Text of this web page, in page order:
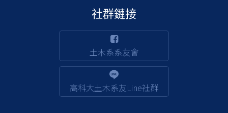
(含相關職缺資訊)1份，請於截止
日前(115/8/17)，至行政院人事行
政總處事求人機關徵才系統
(https://web3.dgpa.gov.tw/want03front/AP/
)，在機關名稱輸入「交通部公路
局南區公路新建工程分局」，可查
詢職缺相關資訊並完成報名；該分
局約用職缺也將不定期刊登於該徵
社群鏈接
土木系系友會
高科大土木系友Line社群